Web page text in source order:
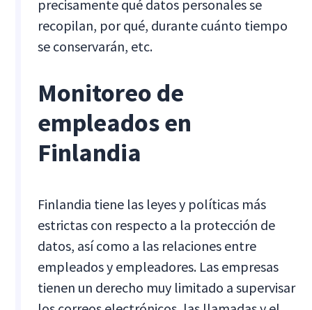
precisamente qué datos personales se
recopilan, por qué, durante cuánto tiempo
se conservarán, etc.
Monitoreo de
empleados en
Finlandia
Finlandia tiene las leyes y políticas más
estrictas con respecto a la protección de
datos, así como a las relaciones entre
empleados y empleadores. Las empresas
tienen un derecho muy limitado a supervisar